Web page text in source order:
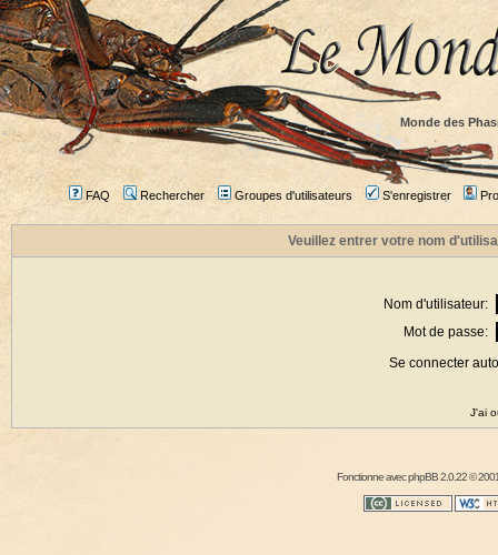
Monde des
FAQ Rechercher Groupes d'utilisateurs S'enregistrer
Veuillez entrer votre nom
Nom d'utilisateur:
Mot de passe:
Se connecter
J'ai
Fonctionne avecphpBB2.0.22 ©